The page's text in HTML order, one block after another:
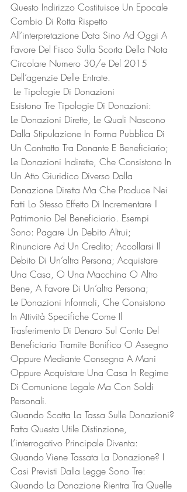
Questo Indirizzo Costituisce Un Epocale
Cambio Di Rotta Rispetto
All’interpretazione Data Sino Ad Oggi A
Favore Del Fisco Sulla Scorta Della Nota
Circolare Numero 30/e Del 2015
Dell’agenzie Delle Entrate.
Le Tipologie Di Donazioni
Esistono Tre Tipologie Di Donazioni:
Le Donazioni Dirette, Le Quali Nascono
Dalla Stipulazione In Forma Pubblica Di
Un Contratto Tra Donante E Beneficiario;
Le Donazioni Indirette, Che Consistono In
Un Atto Giuridico Diverso Dalla
Donazione Diretta Ma Che Produce Nei
Fatti Lo Stesso Effetto Di Incrementare Il
Patrimonio Del Beneficiario. Esempi
Sono: Pagare Un Debito Altrui;
Rinunciare Ad Un Credito; Accollarsi Il
Debito Di Un’altra Persona; Acquistare
Una Casa, O Una Macchina O Altro
Bene, A Favore Di Un’altra Persona;
Le Donazioni Informali, Che Consistono
In Attività Specifiche Come Il
Trasferimento Di Denaro Sul Conto Del
Beneficiario Tramite Bonifico O Assegno
Oppure Mediante Consegna A Mani
Oppure Acquistare Una Casa In Regime
Di Comunione Legale Ma Con Soldi
Personali.
Quando Scatta La Tassa Sulle Donazioni?
Fatta Questa Utile Distinzione,
L’interrogativo Principale Diventa:
Quando Viene Tassata La Donazione? I
Casi Previsti Dalla Legge Sono Tre:
Quando La Donazione Rientra Tra Quelle